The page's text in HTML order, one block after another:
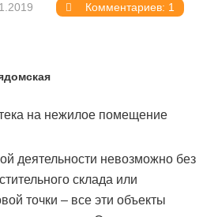
Комментариев: 1
деятельности невозможно без
склада или
точки – все эти объекты